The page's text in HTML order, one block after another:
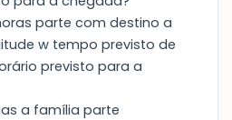
parte com destino a
w tempo previsto de
previsto para a
a família parte